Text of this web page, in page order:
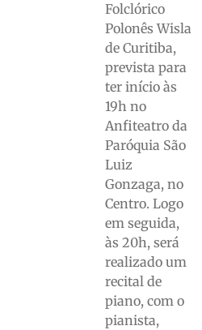
Folclórico
Polonês Wisla
de Curitiba,
prevista para
ter início às
19h no
Anfiteatro da
Paróquia São
Luiz
Gonzaga, no
Centro. Logo
em seguida,
às 20h, será
realizado um
recital de
piano, com o
pianista,